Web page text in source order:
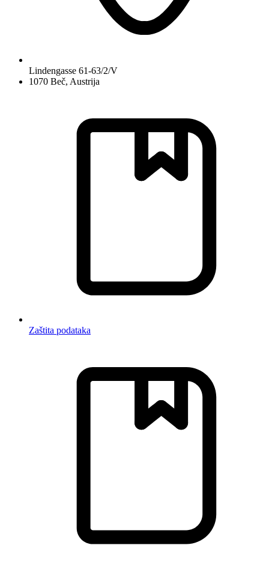
Lindengasse 61-63/2/V
1070 Beč, Austrija
Zaštita podataka